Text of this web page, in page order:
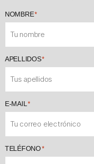
NOMBRE*
APELLIDOS*
E-MAIL *
TELÉFONO*